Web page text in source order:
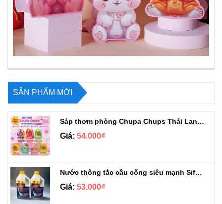
SẢN PHẨM MỚI
Sáp thơm phòng Chupa Chups Thái Lan 230g
Giá: 54.000₫
Nước thông tắc cầu cống siêu mạnh Sifa 1.4kg
Giá: 53.000₫